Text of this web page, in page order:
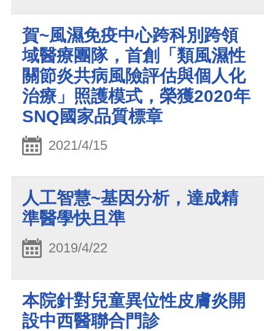
賀~風濕免疫中心跨科別跨領
域醫療團隊，首創「類風濕性
關節炎共病風險評估與個人化
治療」照護模式，榮獲2020年
SNQ國家品質標章
2021/4/15
人工智慧~基因分析，達成精
準醫學快且準
2019/4/22
本院針對兒童異位性皮膚炎開
設中西醫聯合門診